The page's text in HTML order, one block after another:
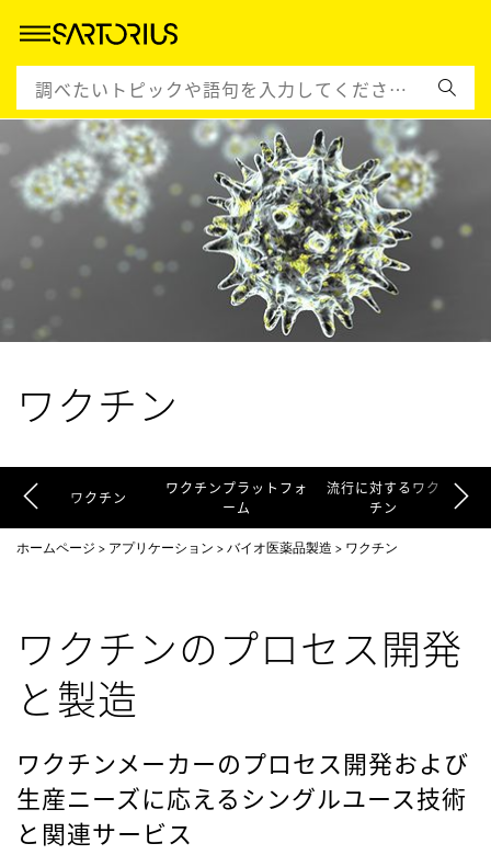
ワクチン
ワクチン
ワクチンプラットフォ
ーム
流行に対するワク
チン
ホームページ アプリケーション バイオ医薬品製造 ワクチン
ワクチンのプロセス開発
と製造
ワクチンメーカーのプロセス開発および
生産ニーズに応えるシングルユース技術
と関連サービス